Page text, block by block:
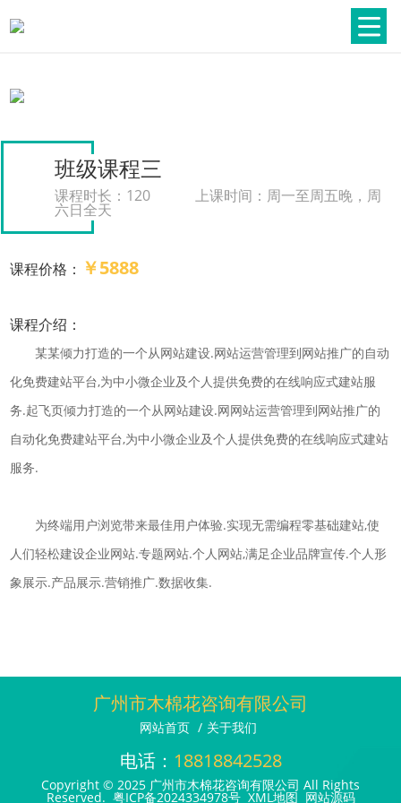
班级课程三
课程时长：120 上课时间：周一至周五晚，周
六日全天
课程价格： ￥5888
课程介绍：
某某倾力打造的一个从网站建设.网站运营管理到网站推广的自动
化免费建站平台,为中小微企业及个人提供免费的在线响应式建站服
务.起飞页倾力打造的一个从网站建设.网网站运营管理到网站推广的
自动化免费建站平台,为中小微企业及个人提供免费的在线响应式建站
服务.
为终端用户浏览带来最佳用户体验.实现无需编程零基础建站,使
人们轻松建设企业网站.专题网站.个人网站,满足企业品牌宣传.个人形
象展示.产品展示.营销推广.数据收集.
广州市木棉花咨询有限公司
网站首页 / 关于我们
电话： 18818842528
Copyright © 2025 广州市木棉花咨询有限公司 All Rights
Reserved. 粤ICP备2024334978号 XML地图 网站源码